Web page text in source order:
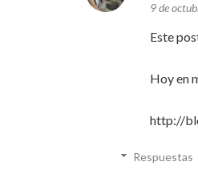
9 de
Este
Hoy en
http://
Respuestas